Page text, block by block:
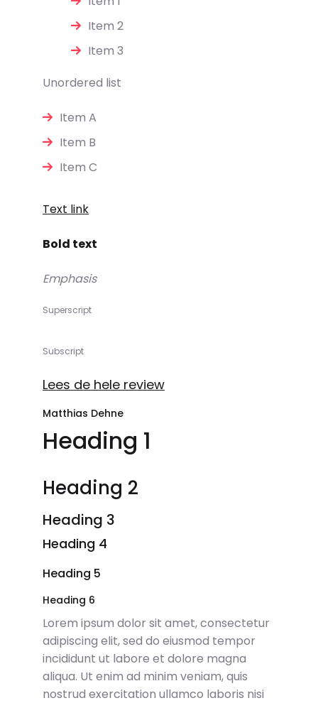
Item 2
Item 3
Unordered list
Item A
Item B
Item C
Text link
Bold text
Emphasis
Superscript
Subscript
Lees de hele review
Matthias Dehne
Heading 1
Heading 2
Heading 3
Heading 4
Heading 5
Heading 6
Lorem ipsum dolor sit amet, consectetur
adipiscing elit, sed do eiusmod tempor
incididunt ut labore et dolore magna
aliqua. Ut enim ad minim veniam, quis
nostrud exercitation ullamco laboris nisi